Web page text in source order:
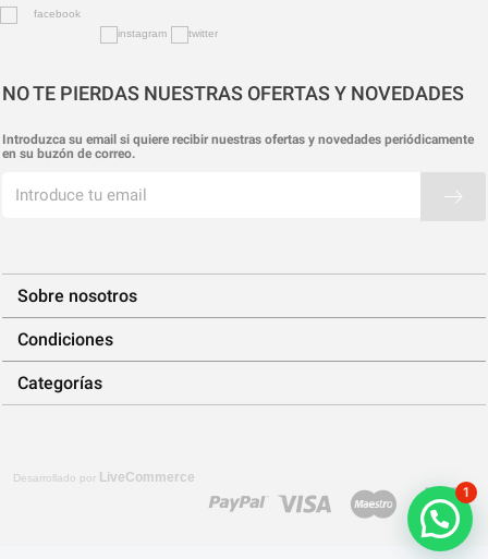
NO TE PIERDAS NUESTRAS OFERTAS Y NOVEDADES
Introduzca su email si quiere recibir nuestras ofertas y novedades periódicamente
en su buzón de correo.
Sobre nosotros
Condiciones
Categorías
Desarrollado por LiveCommerce
1